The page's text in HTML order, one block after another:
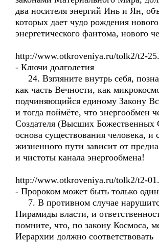
два носителя энергий Инь и Ян,
которых дает чудо рождения нового
энергетического фантома, нового
http://www.otkroveniya.ru/tolk2/t2-
- Ключи долголетия
24. Взгляните внутрь себя,
как часть Вечности, как
подчиняющийся единому Закону
и тогда поймёте, что энергообмен
Создателя (Высших Божественных
основа существования человека, и
жизненного пути зависит от
и чистоты канала энергообмена!
http://www.otkroveniya.ru/tolk2/t2-
- Пророком может быть только
7. В противном случае
Пирамиды власти, и
помните, что, по закону Космоса,
Иерархии должно соответствовать